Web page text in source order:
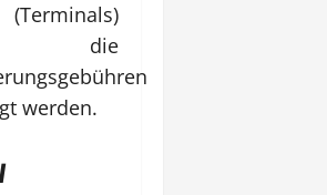
die
werden.